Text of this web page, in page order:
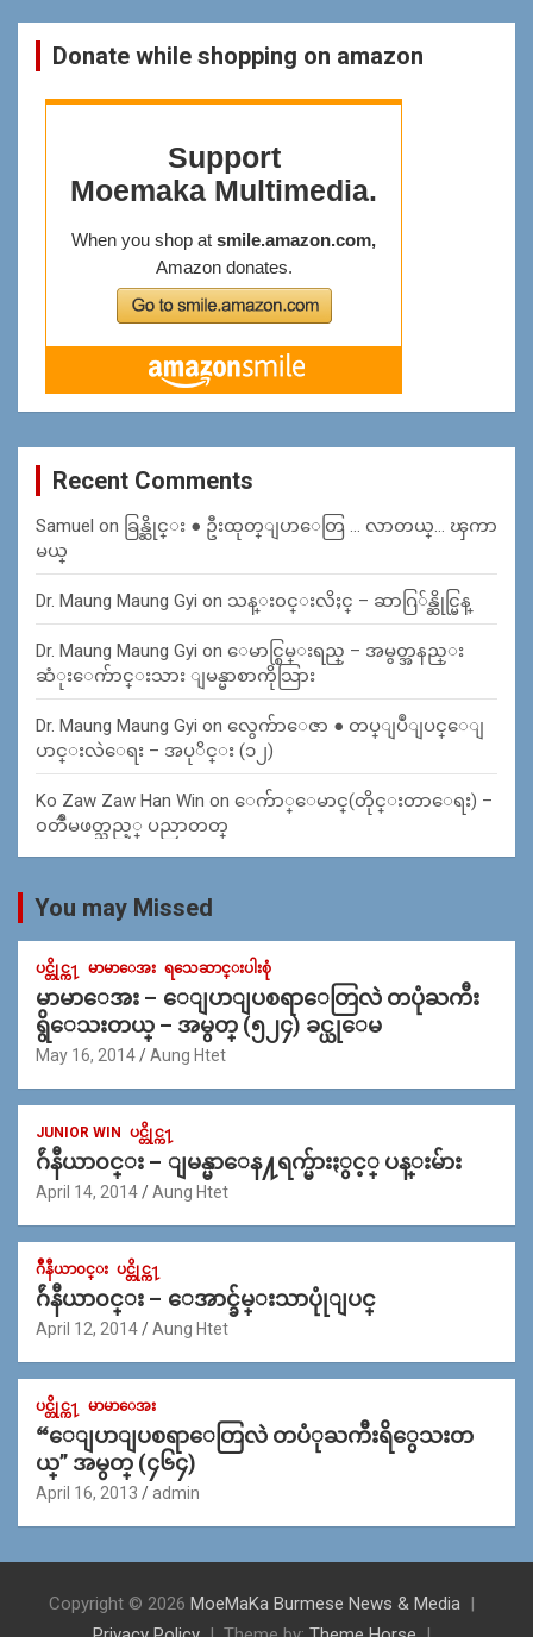
Donate while shopping on amazon
Recent Comments
Samuel on ခြန္ဆိုင္း ● ဦးထုတ္ျပာေတြ … လာတယ္… ၾကာ
မယ္
Dr. Maung Maung Gyi on သန္း၀င္းလိႈင္ – ဆာဂြ်န္ဆိုင္မြန္
Dr. Maung Maung Gyi on ေမာင္စြမ္းရည္ – အမွတ္အနည္း
ဆံုးေက်ာင္းသား ျမန္မာစာကိုသြား
Dr. Maung Maung Gyi on လွေက်ာေဇာ ● တပ္ျပဳျပင္ေျ
ပာင္းလဲေရး – အပုိင္း (၁၂)
Ko Zaw Zaw Han Win on ေက်ာ္ေမာင္(တိုင္းတာေရး) –
၀တၳဳမဖတ္သည့္ ပညာတတ္
You may Missed
ပင္တိုင္က႑ မာမာေအး ရသေဆာင္းပါးစုံ
မာမာေအး – ေျပာျပစရာေတြလဲ တပုံႀကီး
ရွိေသးတယ္ – အမွတ္ (၅၂၄) ခင္ယုေမ
May 16, 2014 Aung Htet
JUNIOR WIN ပင္တိုင္က႑
ဂ်ဴနီယာ၀င္း – ျမန္မာေန႔ရက္မ်ားႏွင့္ ပန္းမ်ား
April 14, 2014 Aung Htet
ဂ်ဳနီယာ၀င္း ပင္တိုင္က႑
ဂ်ဴနီယာ၀င္း – ေအာင္ခ်မ္းသာပုုံျပင္
April 12, 2014 Aung Htet
ပင္တိုင္က႑ မာမာေအး
“ေျပာျပစရာေတြလဲ တပံုႀကီးရိွေသးတ
ယ္” အမွတ္ (၄၆၄)
April 16, 2013 admin
Copyright © 2026 MoeMaKa Burmese News & Media